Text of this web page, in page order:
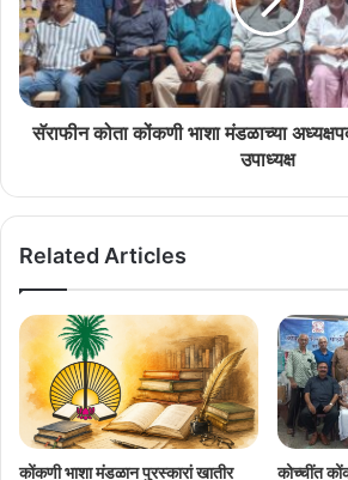
सॅराफीन कोता कोंकणी भाशा मंडळाच्या
उपाध्यक्ष
Related Articles
कोंकणी भाशा मंडळान पुरस्कारां खातीर
कोच्चींत